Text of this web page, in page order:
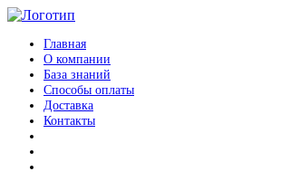
Главная
О компании
База знаний
Способы оплаты
Доставка
Контакты